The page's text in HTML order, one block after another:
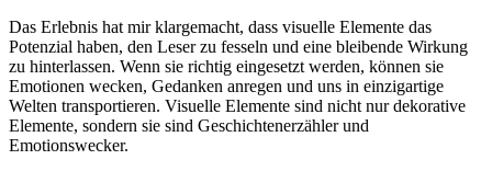
Das Erlebnis hat mir klargemacht,⁢ dass visuelle Elemente das
Potenzial haben, den Leser zu fesseln und eine bleibende Wirkung
zu hinterlassen. Wenn sie richtig eingesetzt werden, können‌ sie
Emotionen wecken,‌ Gedanken ​anregen und uns in einzigartige
Welten transportieren. Visuelle Elemente ⁢sind nicht nur‌ dekorative
Elemente, sondern sie ⁤sind Geschichtenerzähler und
Emotionswecker.